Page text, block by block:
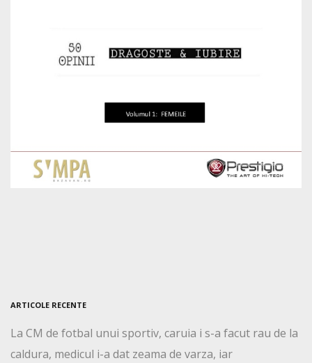
ARTICOLE RECENTE
La CM de fotbal unui sportiv, caruia i s-a facut rau de la
caldura, medicul i-a dat zeama de varza, iar